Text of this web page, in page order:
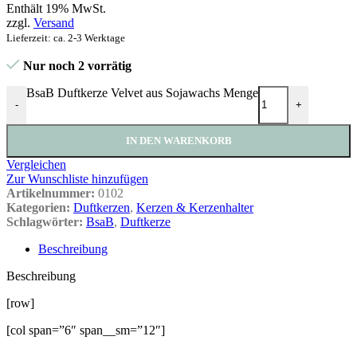
Enthält 19% MwSt.
zzgl. Versand
Lieferzeit: ca. 2-3 Werktage
Nur noch 2 vorrätig
-
BsaB Duftkerze Velvet aus Sojawachs Menge
+
IN DEN WARENKORB
Vergleichen
Zur Wunschliste hinzufügen
Artikelnummer: 0102
Kategorien: Duftkerzen, Kerzen & Kerzenhalter
Schlagwörter: BsaB, Duftkerze
Beschreibung
Beschreibung
[row]
[col span=”6″ span__sm=”12″]